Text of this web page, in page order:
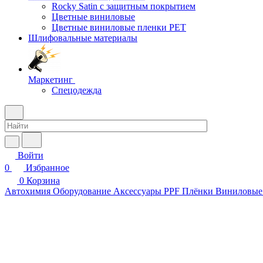
Rocky Satin с защитным покрытием
Цветные виниловые
Цветные виниловые пленки PET
Шлифовальные материалы
Маркетинг
Спецодежда
Войти
0
Избранное
0 Корзина
Автохимия Оборудование Аксессуары PPF Плёнки